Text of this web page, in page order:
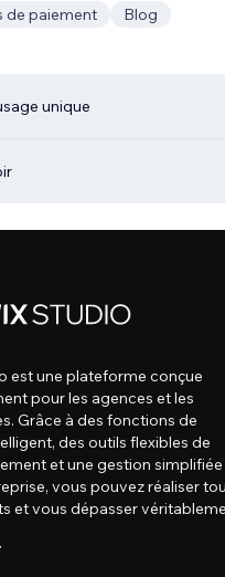
de paiement
Blog
unique
est une plateforme conçue
pour les agences et les
Grâce à des fonctions de
des outils flexibles de
et une gestion simplifiée
vous pouvez réaliser
et vous dépasser